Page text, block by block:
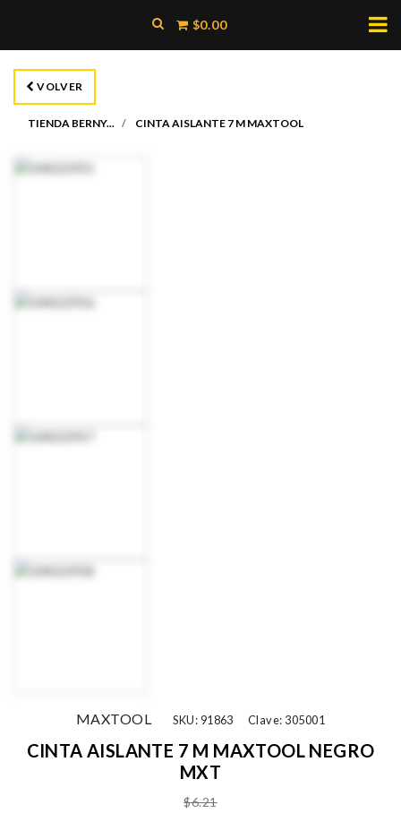
$0.00
VOLVER
TIENDA BERNY... CINTA AISLANTE 7 M MAXTOOL
MAXTOOL SKU: 91863 Clave: 305001
CINTA AISLANTE 7 M MAXTOOL NEGRO
MXT
$6.21